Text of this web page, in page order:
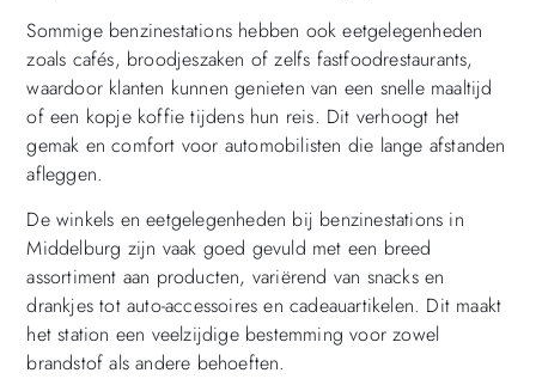
Sommige benzinestations hebben ook eetgelegenheden
zoals cafés, broodjeszaken of zelfs fastfoodrestaurants,
waardoor klanten kunnen genieten van een snelle maaltijd
of een kopje koffie tijdens hun reis. Dit verhoogt het
gemak en comfort voor automobilisten die lange afstanden
afleggen.
De winkels en eetgelegenheden bij benzinestations in
Middelburg zijn vaak goed gevuld met een breed
assortiment aan producten, variërend van snacks en
drankjes tot auto-accessoires en cadeauartikelen. Dit maakt
het station een veelzijdige bestemming voor zowel
brandstof als andere behoeften.